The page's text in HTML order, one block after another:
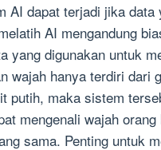
AI dapat terjadi jika data
AI mengandung
yang digunakan untuk
wajah hanya terdiri dari
putih, maka sistem
mengenali wajah
sama. Penting untuk